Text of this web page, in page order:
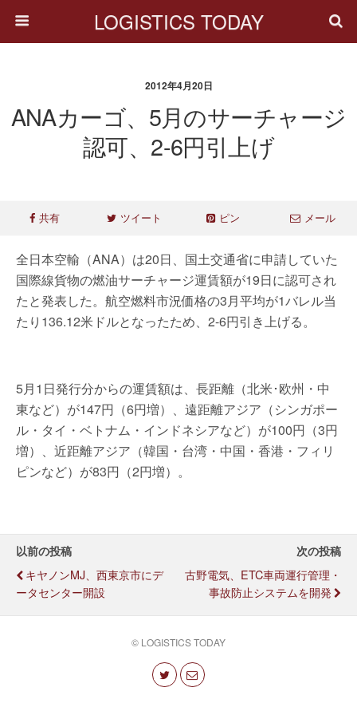
LOGISTICS TODAY
2012年4月20日
ANAカーゴ、5月のサーチャージ
認可、2-6円引上げ
共有 ツイート ピン メール
全日本空輸（ANA）は20日、国土交通省に申請していた
国際線貨物の燃油サーチャージ運賃額が19日に認可され
たと発表した。航空燃料市況価格の3月平均が1バレル当
たり136.12米ドルとなったため、2-6円引き上げる。
5月1日発行分からの運賃額は、長距離（北米･欧州・中
東など）が147円（6円増）、遠距離アジア（シンガポー
ル・タイ・ベトナム・インドネシアなど）が100円（3円
増）、近距離アジア（韓国・台湾・中国・香港・フィリ
ピンなど）が83円（2円増）。
以前の投稿
キヤノンMJ、西東京市にデ
ータセンター開設
次の投稿
古野電気、ETC車両運行管理・
事故防止システムを開発
© LOGISTICS TODAY